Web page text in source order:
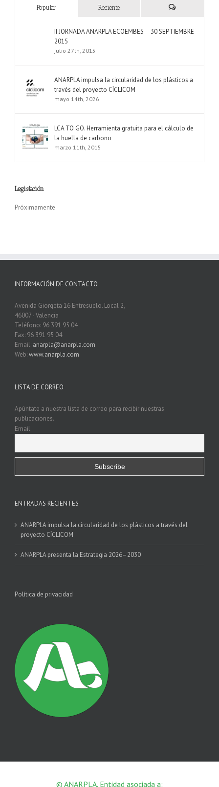
Popular Reciente
II JORNADA ANARPLA ECOEMBES – 30 SEPTIEMBRE
2015
julio 27th, 2015
ANARPLA impulsa la circularidad de los plásticos a
través del proyecto CÍCLICOM
mayo 14th, 2026
LCA TO GO. Herramienta gratuita para el cálculo de
la huella de carbono
marzo 11th, 2015
Legislación
Próximamente
INFORMACIÓN DE CONTACTO
Avenida Giorgeta 16 Entresuelo. Local 2,
46007 - Valencia
Teléfono: 96 391 95 04
Fax: 96 391 95 04
Email: anarpla@anarpla.com
Web:www.anarpla.com
LISTA DE CORREO
Apúntate a nuestra lista de correo para recibir nuestras
publicaciones.
Email
ENTRADAS RECIENTES
ANARPLA impulsa la circularidad de los plásticos a través del
proyecto CÍCLICOM
ANARPLA presenta la Estrategia 2026–2030
Política de privacidad
© ANARPLA. Entidad asociada a: